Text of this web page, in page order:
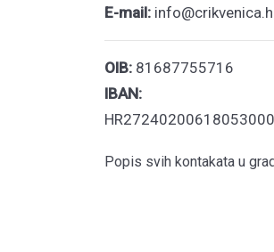
E-mail:
OIB: 81687755716
IBAN:
Popis svih kontakata u